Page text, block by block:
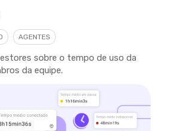
AGENTES
sobre o tempo de uso da
da equipe.